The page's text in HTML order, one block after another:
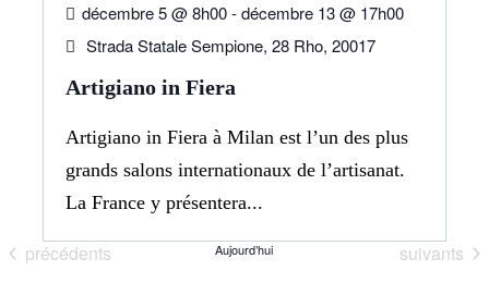
décembre 5 @ 8h00-décembre 13 @ 17h00
Strada Statale Sempione, 28 Rho, 20017
Artigiano in Fiera
Artigiano in Fiera à Milan est l’un des plus
grands salons internationaux de l’artisanat.
La France y présentera...
Évènements
précédents Aujourd’hui suivants